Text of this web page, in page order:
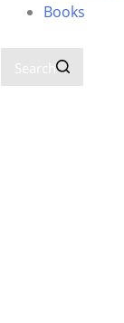
Books
Search